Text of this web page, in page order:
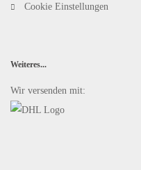
Cookie Einstellungen
Weiteres...
Wir versenden mit: